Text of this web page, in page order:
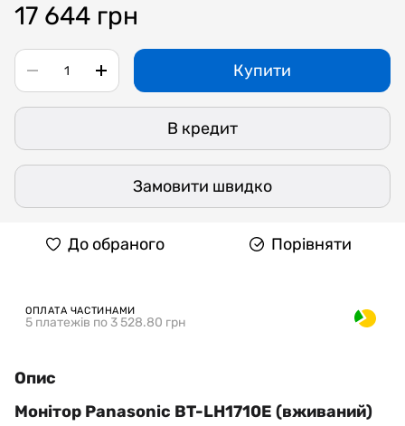
17 644 грн
Купити
В кредит
Замовити швидко
До обраного Порівняти
ОПЛАТА ЧАСТИНАМИ
5 платежів по 3 528.80 грн
Опис
Монітор Panasonic BT-LH1710E (вживаний)